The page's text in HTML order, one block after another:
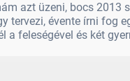
azt üzeni, bocs 2013
tervezi, évente írni fog
a feleségével és két